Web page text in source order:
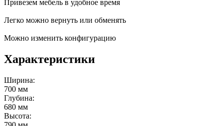
Привезем мебель в удобное время
Легко можно вернуть или обменять
Можно изменить конфигурацию
Характеристики
Ширина:
700 мм
Глубина:
680 мм
Высота: